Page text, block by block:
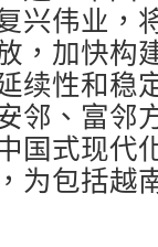
兴伟业，
，加快构
续性和稳
邻、富邻
国式现代
为包括越